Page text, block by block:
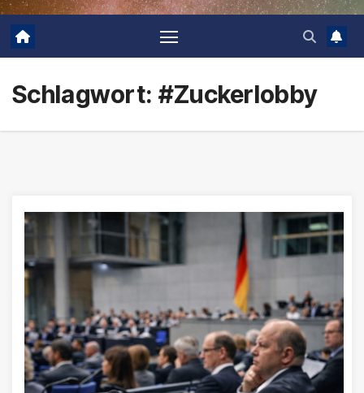
Schlagwort: #Zuckerlobby